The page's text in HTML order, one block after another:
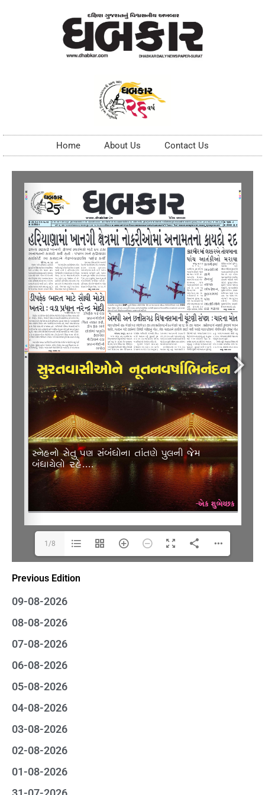
Home About Us Contact Us
Previous Edition
09-08-2026
08-08-2026
07-08-2026
06-08-2026
05-08-2026
04-08-2026
03-08-2026
02-08-2026
01-08-2026
1/8